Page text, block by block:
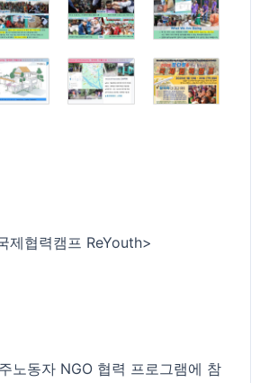
제협력캠프 ReYouth>
노동자 NGO 협력 프로그램에 참